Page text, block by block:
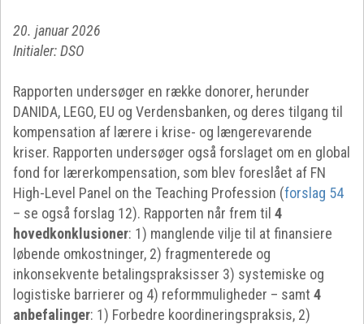
20. januar 2026
Initialer: DSO
Rapporten undersøger en række donorer, herunder
DANIDA, LEGO, EU og Verdensbanken, og deres tilgang til
kompensation af lærere i krise- og længerevarende
kriser. Rapporten undersøger også forslaget om en global
fond for lærerkompensation, som blev foreslået af FN
High-Level Panel on the Teaching Profession (forslag 54
– se også forslag 12). Rapporten når frem til 4
hovedkonklusioner: 1) manglende vilje til at finansiere
løbende omkostninger, 2) fragmenterede og
inkonsekvente betalingspraksisser 3) systemiske og
logistiske barrierer og 4) reformmuligheder – samt 4
anbefalinger: 1) Forbedre koordineringspraksis, 2)